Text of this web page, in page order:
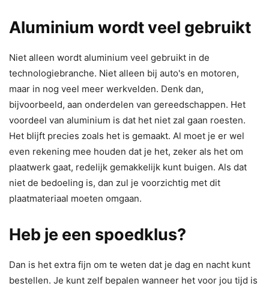
Aluminium wordt veel gebruikt
Niet alleen wordt aluminium veel gebruikt in de
technologiebranche. Niet alleen bij auto's en motoren,
maar in nog veel meer werkvelden. Denk dan,
bijvoorbeeld, aan onderdelen van gereedschappen. Het
voordeel van aluminium is dat het niet zal gaan roesten.
Het blijft precies zoals het is gemaakt. Al moet je er wel
even rekening mee houden dat je het, zeker als het om
plaatwerk gaat, redelijk gemakkelijk kunt buigen. Als dat
niet de bedoeling is, dan zul je voorzichtig met dit
plaatmateriaal moeten omgaan.
Heb je een spoedklus?
Dan is het extra fijn om te weten dat je dag en nacht kunt
bestellen. Je kunt zelf bepalen wanneer het voor jou tijd is